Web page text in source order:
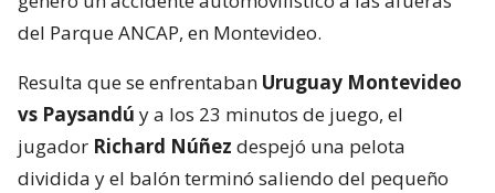
del Parque ANCAP, en Montevideo.
Resulta que se enfrentaban Uruguay Montevideo
vs Paysandú y a los 23 minutos de juego, el
jugador Richard Núñez despejó una pelota
dividida y el balón terminó saliendo del pequeño